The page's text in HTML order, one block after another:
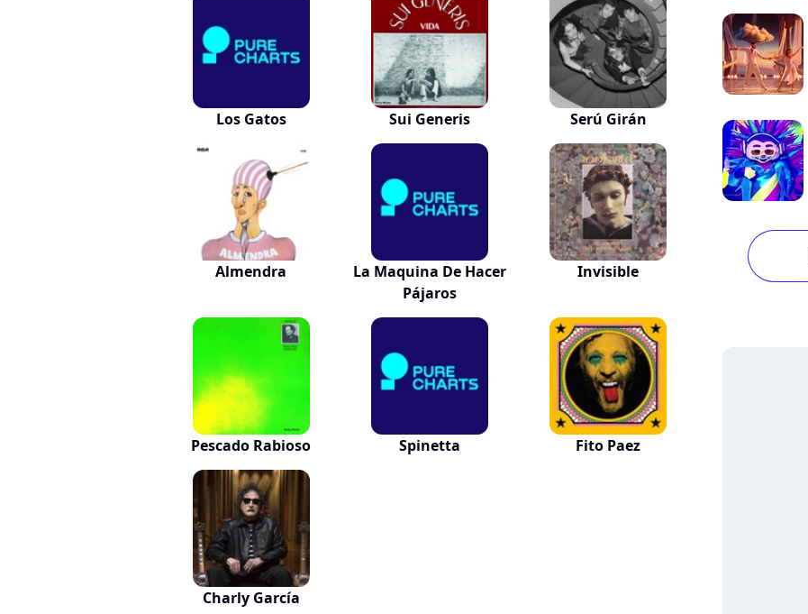
Los Gatos Sui Generis Serú Girán
Almendra
La Maquina De Hacer
Pájaros
Invisible
Pescado Rabioso Spinetta Fito Paez
Charly García